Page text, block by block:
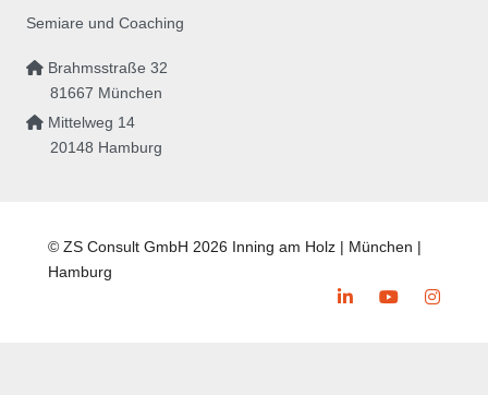
Semiare und Coaching
Brahmsstraße 32
81667 München
Mittelweg 14
20148 Hamburg
© ZS Consult GmbH 2026 Inning am Holz | München |
Hamburg